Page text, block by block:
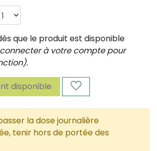
que le produit est disponible
à votre compte pour
disponible
la dose journalière
tenir hors de portée des